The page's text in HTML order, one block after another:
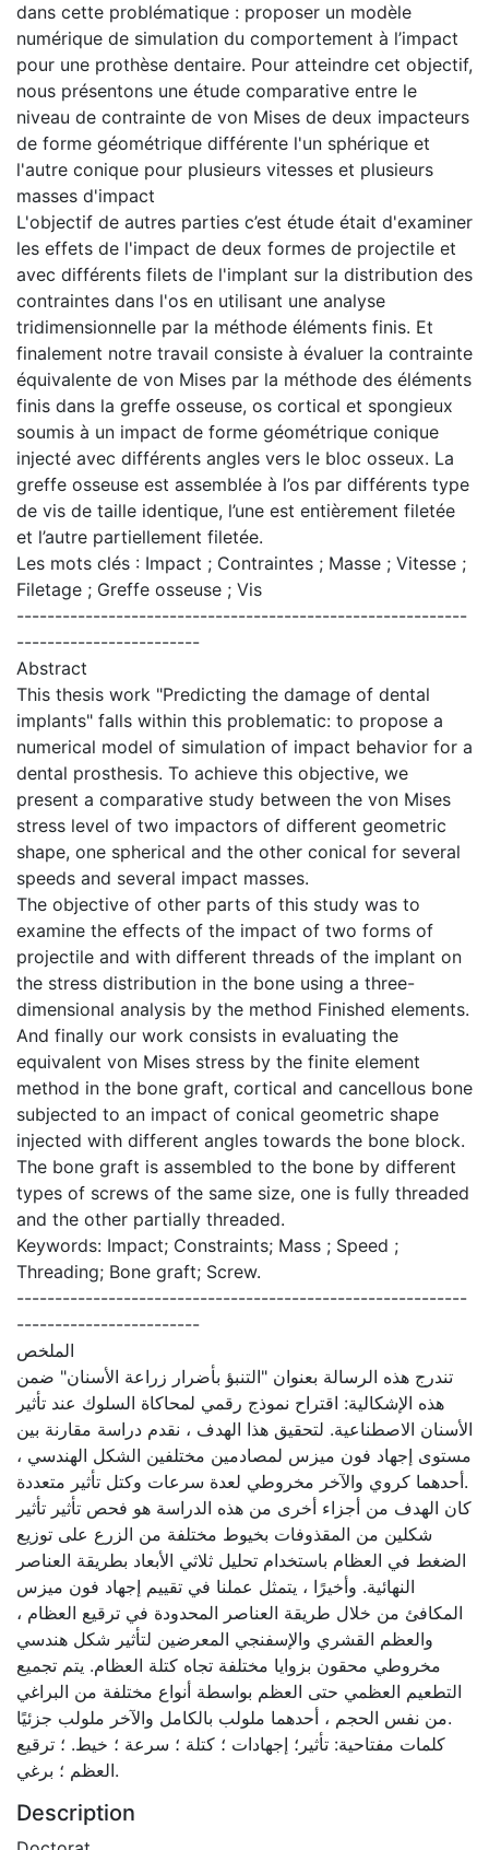
dans cette problématique : proposer un modèle
numérique de simulation du comportement à l’impact
pour une prothèse dentaire. Pour atteindre cet objectif,
nous présentons une étude comparative entre le
niveau de contrainte de von Mises de deux impacteurs
de forme géométrique différente l'un sphérique et
l'autre conique pour plusieurs vitesses et plusieurs
masses d'impact
L'objectif de autres parties c’est étude était d'examiner
les effets de l'impact de deux formes de projectile et
avec différents filets de l'implant sur la distribution des
contraintes dans l'os en utilisant une analyse
tridimensionnelle par la méthode éléments finis. Et
finalement notre travail consiste à évaluer la contrainte
équivalente de von Mises par la méthode des éléments
finis dans la greffe osseuse, os cortical et spongieux
soumis à un impact de forme géométrique conique
injecté avec différents angles vers le bloc osseux. La
greffe osseuse est assemblée à l’os par différents type
de vis de taille identique, l’une est entièrement filetée
et l’autre partiellement filetée.
Les mots clés : Impact ; Contraintes ; Masse ; Vitesse ;
Filetage ; Greffe osseuse ; Vis
-----------------------------------------------------------
------------------------
Abstract
This thesis work "Predicting the damage of dental
implants" falls within this problematic: to propose a
numerical model of simulation of impact behavior for a
dental prosthesis. To achieve this objective, we
present a comparative study between the von Mises
stress level of two impactors of different geometric
shape, one spherical and the other conical for several
speeds and several impact masses.
The objective of other parts of this study was to
examine the effects of the impact of two forms of
projectile and with different threads of the implant on
the stress distribution in the bone using a three-
dimensional analysis by the method Finished elements.
And finally our work consists in evaluating the
equivalent von Mises stress by the finite element
method in the bone graft, cortical and cancellous bone
subjected to an impact of conical geometric shape
injected with different angles towards the bone block.
The bone graft is assembled to the bone by different
types of screws of the same size, one is fully threaded
and the other partially threaded.
Keywords: Impact; Constraints; Mass ; Speed ;
Threading; Bone graft; Screw.
-----------------------------------------------------------
------------------------
الملخص
تندرج هذه الرسالة بعنوان "التنبؤ بأضرار زراعة الأسنان" ضمن
هذه الإشكالية: اقتراح نموذج رقمي لمحاكاة السلوك عند تأثير
الأسنان الاصطناعية. لتحقيق هذا الهدف ، نقدم دراسة مقارنة بين
مستوى إجهاد فون ميزس لمصادمين مختلفين الشكل الهندسي ،
أحدهما كروي والآخر مخروطي لعدة سرعات وكتل تأثير متعددة.
كان الهدف من أجزاء أخرى من هذه الدراسة هو فحص تأثير تأثير
شكلين من المقذوفات بخيوط مختلفة من الزرع على توزيع
الضغط في العظام باستخدام تحليل ثلاثي الأبعاد بطريقة العناصر
النهائية. وأخيرًا ، يتمثل عملنا في تقييم إجهاد فون ميزس
المكافئ من خلال طريقة العناصر المحدودة في ترقيع العظام ،
والعظم القشري والإسفنجي المعرضين لتأثير شكل هندسي
مخروطي محقون بزوايا مختلفة تجاه كتلة العظام. يتم تجميع
التطعيم العظمي حتى العظم بواسطة أنواع مختلفة من البراغي
من نفس الحجم ، أحدهما ملولب بالكامل والآخر ملولب جزئيًا.
كلمات مفتاحية: تأثير؛ إجهادات ؛ كتلة ؛ سرعة ؛ خيط. ؛ ترقيع
العظم ؛ برغي.
Description